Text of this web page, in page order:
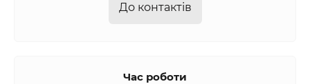
До контактів
Час роботи